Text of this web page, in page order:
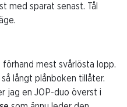
med sparat senast. Tål
förhand mest svårlösta lopp.
långt plånboken tillåter.
jag en JOP-duo överst i